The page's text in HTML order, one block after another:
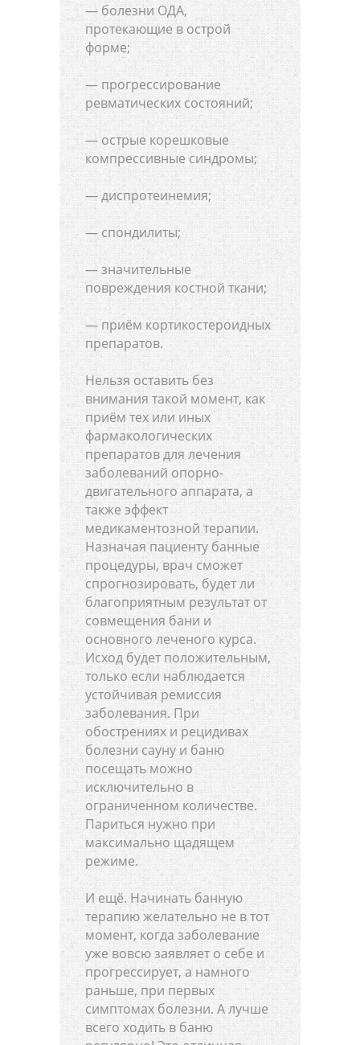
— болезни ОДА,
протекающие в острой
форме;
— прогрессирование
ревматических состояний;
— острые корешковые
компрессивные синдромы;
— диспротеинемия;
— спондилиты;
— значительные
повреждения костной ткани;
— приём кортикостероидных
препаратов.
Нельзя оставить без
внимания такой момент, как
приём тех или иных
фармакологических
препаратов для лечения
заболеваний опорно-
двигательного аппарата, а
также эффект
медикаментозной терапии.
Назначая пациенту банные
процедуры, врач сможет
спрогнозировать, будет ли
благоприятным результат от
совмещения бани и
основного леченого курса.
Исход будет положительным,
только если наблюдается
устойчивая ремиссия
заболевания. При
обострениях и рецидивах
болезни сауну и баню
посещать можно
исключительно в
ограниченном количестве.
Париться нужно при
максимально щадящем
режиме.
И ещё. Начинать банную
терапию желательно не в тот
момент, когда заболевание
уже вовсю заявляет о себе и
прогрессирует, а намного
раньше, при первых
симптомах болезни. А лучше
всего ходить в баню